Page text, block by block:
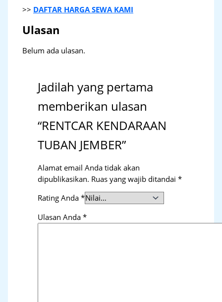
>> DAFTAR HARGA SEWA KAMI
Ulasan
Belum ada ulasan.
Jadilah yang pertama
memberikan ulasan
“RENTCAR KENDARAAN
TUBAN JEMBER”
Alamat email Anda tidak akan
dipublikasikan. Ruas yang wajib ditandai*
Rating Anda*
Ulasan Anda*